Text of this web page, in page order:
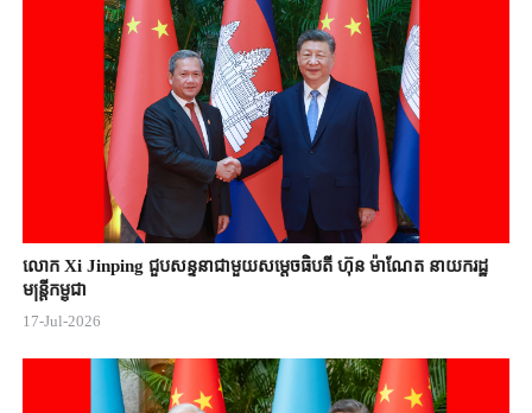
លោក Xi Jinping ជួបសន្ទនាជាមួយសម្តេចធិបតី ហ៊ុន ម៉ាណែត នាយករដ្ឋ
មន្ត្រីកម្ពុជា
17-Jul-2026